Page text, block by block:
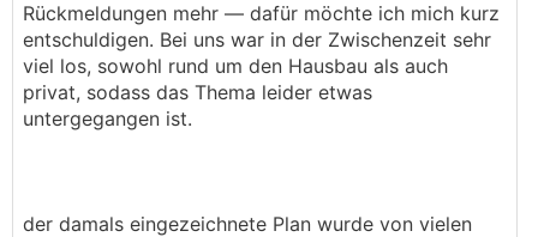
Rückmeldungen mehr — dafür möchte ich mich kurz
entschuldigen. Bei uns war in der Zwischenzeit sehr
viel los, sowohl rund um den Hausbau als auch
privat, sodass das Thema leider etwas
untergegangen ist.
der damals eingezeichnete Plan wurde von vielen